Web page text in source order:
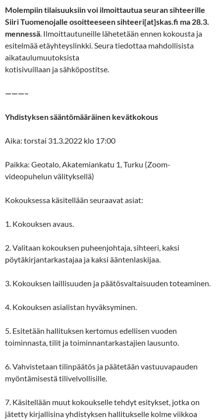
Molempiin tilaisuuksiin voi ilmoittautua seuran sihteerille
Siiri Tuomenojalle osoitteeseen sihteeri[at]skas.fi ma 28.3.
mennessä . Ilmoittautuneille lähetetään ennen kokousta ja
esitelmää etäyhteyslinkki. Seura tiedottaa mahdollisista
aikataulumuutoksista
kotisivuillaan ja sähköpostitse.
———–
Yhdistyksen sääntömääräinen kevätkokous
Aika: torstai 31.3.2022 klo 17:00
Paikka: Geotalo, Akatemiankatu 1, Turku (Zoom-
videopuhelun välityksellä)
Kokouksessa käsitellään seuraavat asiat:
1. Kokouksen avaus.
2. Valitaan kokouksen puheenjohtaja, sihteeri, kaksi
pöytäkirjantarkastajaa ja kaksi ääntenlaskijaa.
3. Kokouksen laillisuuden ja päätösvaltaisuuden toteaminen.
4. Kokouksen asialistan hyväksyminen.
5. Esitetään hallituksen kertomus edellisen vuoden
toiminnasta, tilit ja toiminnantarkastajien lausunto.
6. Vahvistetaan tilinpäätös ja päätetään vastuuvapauden
myöntämisestä tilivelvollisille.
7. Käsitellään muut kokoukselle tehdyt esitykset, jotka on
jätetty kirjallisina yhdistyksen hallitukselle kolme viikkoa